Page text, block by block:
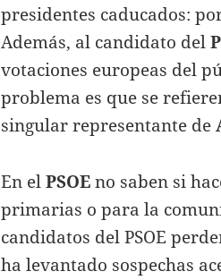
presidentes caducados:
Además, al candidato del
votaciones europeas del
problema es que se
singular representante de
En elPSOEno saben si
primarias o para la
candidatos del PSOE
ha levantado sospechas